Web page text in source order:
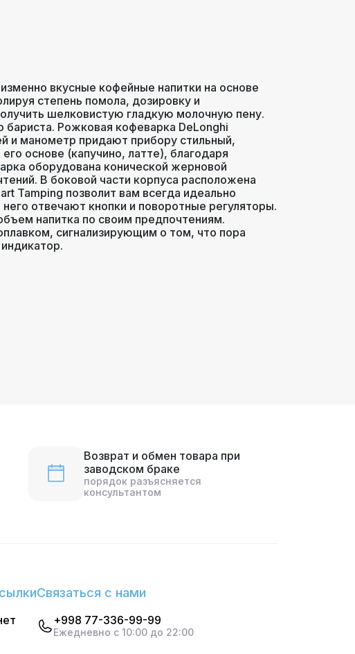
вкусные кофейные напитки на основе
степень помола, дозировку и
шелковистую гладкую молочную пену.
Рожковая кофеварка DeLonghi
и манометр придают прибору стильный,
основе (капучино, латте), благодаря
оборудована конической жерновой
В боковой части корпуса расположена
Tamping позволит вам всегда идеально
отвечают кнопки и поворотные регуляторы.
напитка по своим предпочтениям.
сигнализирующим о том, что пора
Возврат и обмен товара при
заводском браке
порядок разъясняется
консультантом
Связаться с нами
+998 77-336-99-99
Ежедневно с 10:00 до 22:00